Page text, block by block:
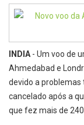
INDIA - Um voo de
Ahmedabad e
devido a problemas
cancelado após a
que fez mais de